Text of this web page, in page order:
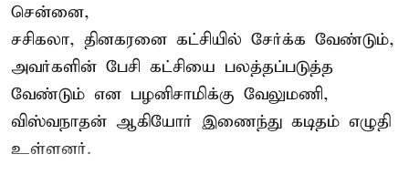
சென்னை,
சசிகலா, தினகரனை கட்சியில் சேர்க்க வேண்டும்,
அவர்களின் பேசி கட்சியை பலத்தப்படுத்த
வேண்டும் என பழனிசாமிக்கு வேலுமணி,
விஸ்வநாதன் ஆகியோர் இணைந்து கடிதம் எழுதி
உள்ளனர்.